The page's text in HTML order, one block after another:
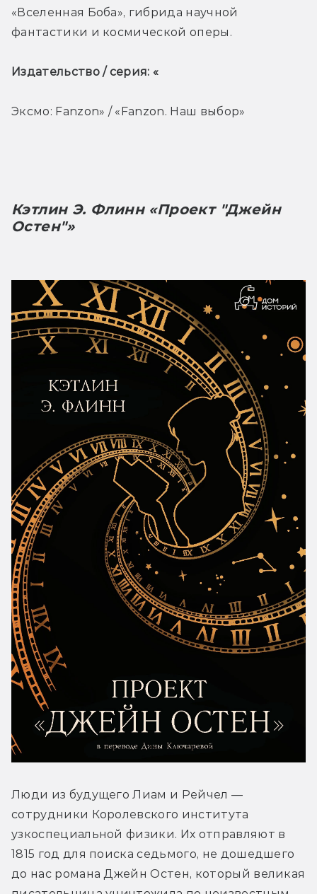
«Вселенная Боба», гибрида научной
фантастики и космической оперы.
Издательство / серия: «
Эксмо: Fanzon» / «Fanzon. Наш выбор»
Кэтлин Э. Флинн «Проект "Джейн
Остен"»
Люди из будущего Лиам и Рейчел —
сотрудники Королевского института
узкоспециальной физики. Их отправляют в
1815 год для поиска седьмого, не дошедшего
до нас романа Джейн Остен, который великая